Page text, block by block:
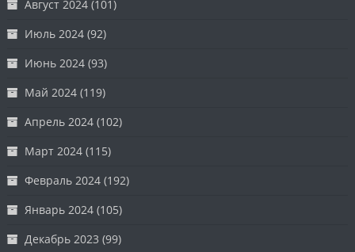
Август 2024 (101)
Июль 2024 (92)
Июнь 2024 (93)
Май 2024 (119)
Апрель 2024 (102)
Март 2024 (115)
Февраль 2024 (192)
Январь 2024 (105)
Декабрь 2023 (99)